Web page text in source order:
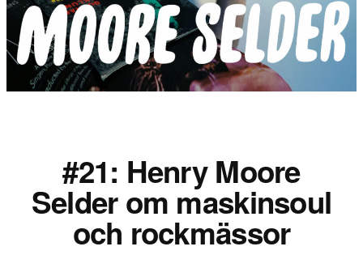
#21: Henry Moore
Selder om maskinsoul
och rockmässor